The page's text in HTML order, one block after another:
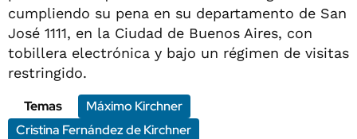
cumpliendo su pena en su departamento de San
José 1111, en la Ciudad de Buenos Aires, con
tobillera electrónica y bajo un régimen de visitas
restringido.
Temas
Máximo Kirchner
Cristina Fernández de Kirchner